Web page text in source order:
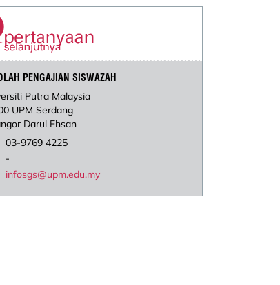
PENGAJIAN SISWAZAH
Putra Malaysia
UPM Serdang
Darul Ehsan
03-9769 4225
-
infosgs@upm.edu.my